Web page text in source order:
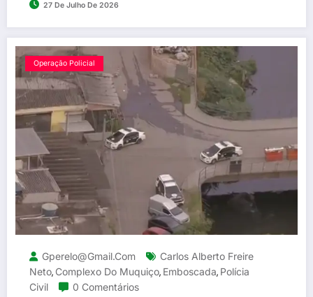
27 De Julho De 2026
Operação Policial
Gperelo@gmail.com
Carlos Alberto Freire
Neto, Complexo Do Muquiço, Emboscada, Polícia
Civil
0 Comentários